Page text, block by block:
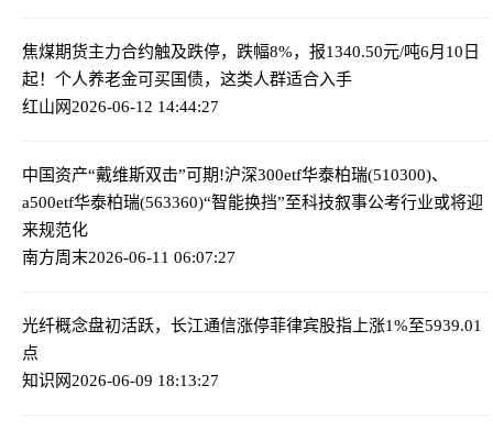
焦煤期货主力合约触及跌停，跌幅8%，报1340.50元/吨6月10日
起！个人养老金可买国债，这类人群适合入手
红山网2026-06-12 14:44:27
中国资产“戴维斯双击”可期!沪深300etf华泰柏瑞(510300)、
a500etf华泰柏瑞(563360)“智能换挡”至科技叙事公考行业或将迎
来规范化
南方周末2026-06-11 06:07:27
光纤概念盘初活跃，长江通信涨停菲律宾股指上涨1%至5939.01
点
知识网2026-06-09 18:13:27